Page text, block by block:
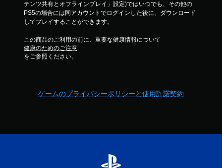
テンツ共有とオフラインプレイ」設定)ではいつでも、その他の
PS5の場合には同アカウントでログインした後に、ダウンロード
してプレイすることができます。
この商品のご利用の前に、重要な健康情報について
健康のためのご注意
をご参照ください。
ゲームのプライバシーポリシーと使用許諾契約